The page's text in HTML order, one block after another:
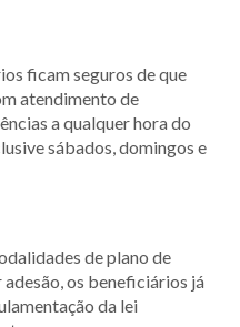
ficam seguros de que
atendimento de
a qualquer hora do
sábados, domingos e
de plano de
os beneficiários já
da lei